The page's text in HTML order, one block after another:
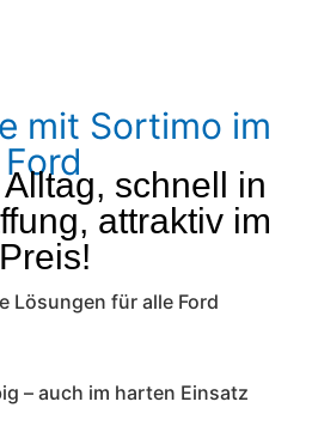
mit Sortimo im
Ford
schnell in
attraktiv im
Preis!
Lösungen für alle Ford
– auch im harten Einsatz